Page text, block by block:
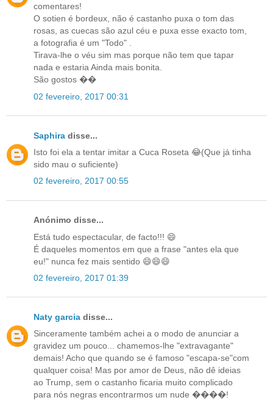
comentares!
O sotien é bordeux, não é castanho puxa o tom das
rosas, as cuecas são azul céu e puxa esse exacto tom,
a fotografia é um "Todo" .
Tirava-lhe o véu sim mas porque não tem que tapar
nada e estaria Ainda mais bonita.
São gostos ��
02 fevereiro, 2017 00:31
Saphira disse...
Isto foi ela a tentar imitar a Cuca Roseta 😂(Que já tinha
sido mau o suficiente)
02 fevereiro, 2017 00:55
Anónimo disse...
Está tudo espectacular, de facto!!! 😄
É daqueles momentos em que a frase "antes ela que
eu!" nunca fez mais sentido 😄😄😄
02 fevereiro, 2017 01:39
Naty garcia disse...
Sinceramente também achei a o modo de anunciar a
gravidez um pouco... chamemos-lhe "extravagante"
demais! Acho que quando se é famoso "escapa-se"com
qualquer coisa! Mas por amor de Deus, não dê ideias
ao Trump, sem o castanho ficaria muito complicado
para nós negras encontrarmos um nude ����!